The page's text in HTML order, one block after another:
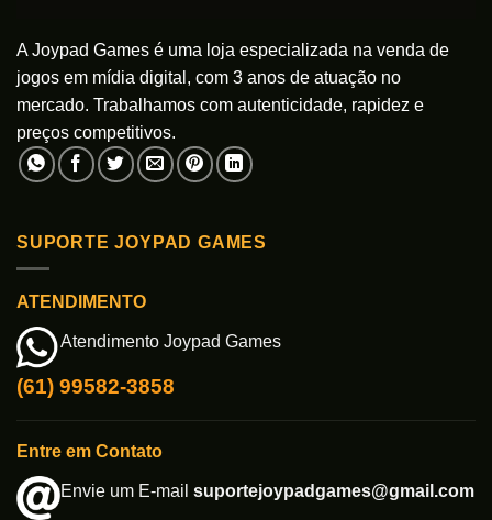
A Joypad Games é uma loja especializada na venda de
jogos em mídia digital, com 3 anos de atuação no
mercado. Trabalhamos com autenticidade, rapidez e
preços competitivos.
SUPORTE JOYPAD GAMES
ATENDIMENTO
Atendimento Joypad Games
(61) 99582-3858
Entre em Contato
Envie um E-mail suportejoypadgames@gmail.com